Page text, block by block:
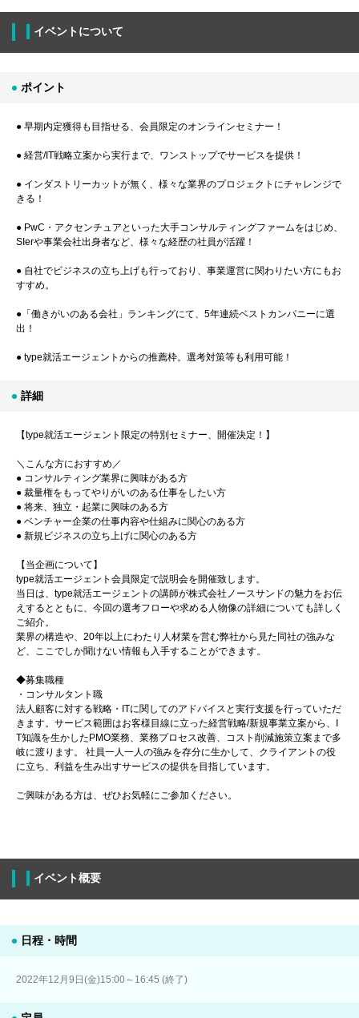
イベントについて
ポイント
● 早期内定獲得も目指せる、会員限定のオンラインセミナー！
● 経営/IT戦略立案から実行まで、ワンストップでサービスを提供！
● インダストリーカットが無く、様々な業界のプロジェクトにチャレンジで
きる！
● PwC・アクセンチュアといった大手コンサルティングファームをはじめ、
SIerや事業会社出身者など、様々な経歴の社員が活躍！
● 自社でビジネスの立ち上げも行っており、事業運営に関わりたい方にもお
すすめ。
●「働きがいのある会社」ランキングにて、5年連続ベストカンパニーに選
出！
● type就活エージェントからの推薦枠。選考対策等も利用可能！
詳細
【type就活エージェント限定の特別セミナー、開催決定！】
＼こんな方におすすめ／
● コンサルティング業界に興味がある方
● 裁量権をもってやりがいのある仕事をしたい方
● 将来、独立・起業に興味のある方
● ベンチャー企業の仕事内容や仕組みに関心のある方
● 新規ビジネスの立ち上げに関心のある方
【当企画について】
type就活エージェント会員限定で説明会を開催致します。
当日は、type就活エージェントの講師が株式会社ノースサンドの魅力をお伝
えするとともに、今回の選考フローや求める人物像の詳細についても詳しく
ご紹介。
業界の構造や、20年以上にわたり人材業を営む弊社から見た同社の強みな
ど、ここでしか聞けない情報も入手することができます。
◆募集職種
・コンサルタント職
法人顧客に対する戦略・ITに関してのアドバイスと実行支援を行っていただ
きます。サービス範囲はお客様目線に立った経営戦略/新規事業立案から、I
T知識を生かしたPMO業務、業務プロセス改善、コスト削減施策立案まで多
岐に渡ります。 社員一人一人の強みを存分に生かして、クライアントの役
に立ち、利益を生み出すサービスの提供を目指しています。
ご興味がある方は、ぜひお気軽にご参加ください。
イベント概要
日程・時間
2022年12月9日(金)15:00～16:45 (終了)